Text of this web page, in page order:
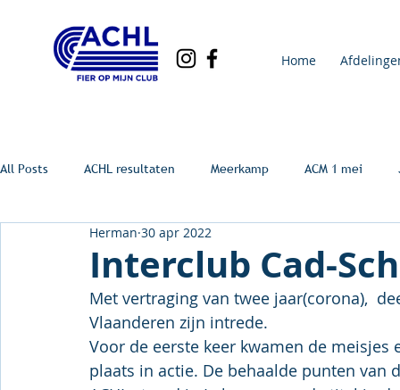
Home
All Posts ACHL resultaten Meerkamp ACM 1 mei
Interclub Cad-
Herman 30 apr 2022
Met vertraging van twee jaar(corona),
Vlaanderen zijn intrede.
Voor de eerste keer kwamen de
plaats in actie. De behaalde punten van